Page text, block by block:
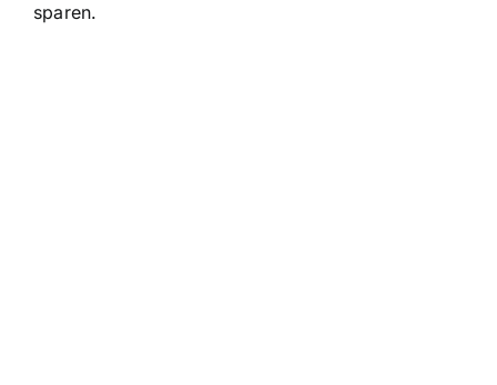
sparen.